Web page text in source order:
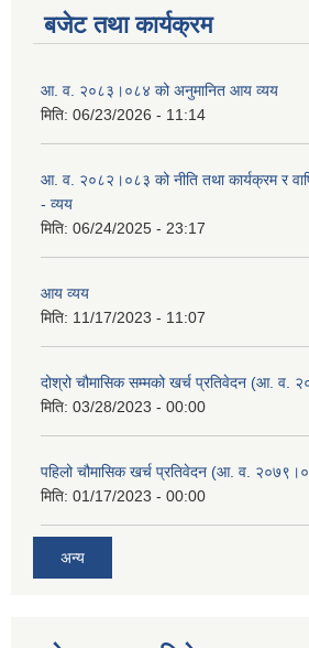
बजेट तथा कार्यक्रम
आ. व. २०८३।०८४ को अनुमानित आय व्यय
मिति: 06/23/2026 - 11:14
आ. व. २०८२।०८३ को नीति तथा कार्यक्रम र
- व्यय
मिति: 06/24/2025 - 23:17
आय व्यय
मिति: 11/17/2023 - 11:07
दोश्रो चौमासिक सम्मको खर्च प्रतिवेदन (आ. व.
मिति: 03/28/2023 - 00:00
पहिलो चौमासिक खर्च प्रतिवेदन (आ. व.
मिति: 01/17/2023 - 00:00
अन्य